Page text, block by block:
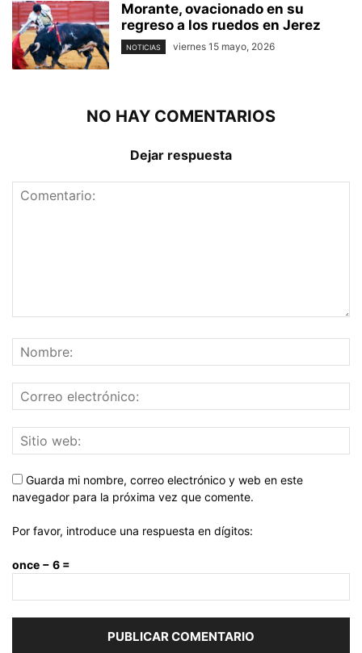
Morante, ovacionado en su
regreso a los ruedos en Jerez
NOTICIAS viernes 15 mayo, 2026
NO HAY COMENTARIOS
Dejar respuesta
Guarda mi nombre, correo electrónico y web en este
navegador para la próxima vez que comente.
Por favor, introduce una respuesta en dígitos:
once − 6 =